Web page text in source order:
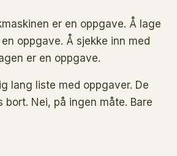
er en oppgave. Å lage
oppgave. Å sjekke inn med
er en oppgave.
lang liste med oppgaver. De
bort. Nei, på ingen måte. Bare